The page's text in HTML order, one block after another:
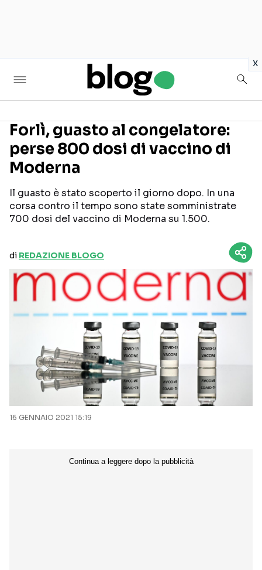
x
Seguici sui social
Forlì, guasto al congelatore:
perse 800 dosi di vaccino di
Moderna
Il guasto è stato scoperto il giorno dopo. In una
corsa contro il tempo sono state somministrate
700 dosi del vaccino di Moderna su 1.500.
di REDAZIONE BLOGO
16 GENNAIO 2021 15:19